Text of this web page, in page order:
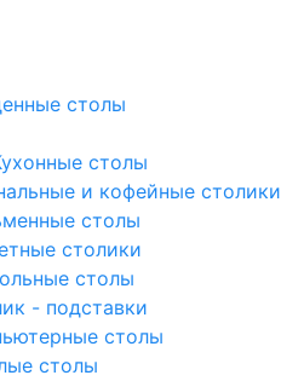
столы
столы
и кофейные столики
столы
столики
столы
- подставки
столы
столы